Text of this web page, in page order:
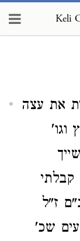
Keli
את עצה
וגו'
קבלתי
ז"ל
שכ'